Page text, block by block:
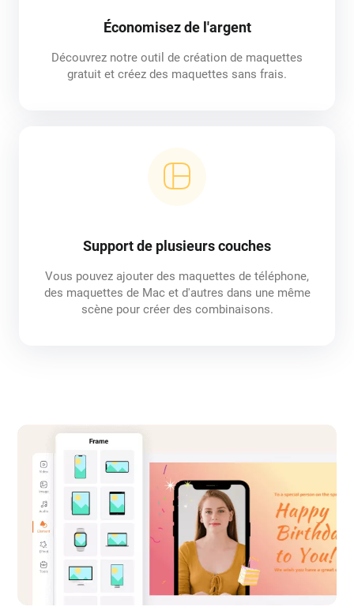
Économisez de l'argent
Découvrez notre outil de création de maquettes
gratuit et créez des maquettes sans frais.
Support de plusieurs couches
Vous pouvez ajouter des maquettes de téléphone,
des maquettes de Mac et d'autres dans une même
scène pour créer des combinaisons.